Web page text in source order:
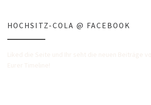
HOCHSITZ-COLA @ FACEBOOK